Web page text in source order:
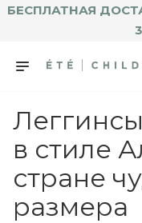
БЕСПЛАТНАЯ
в стиле
стране
размера